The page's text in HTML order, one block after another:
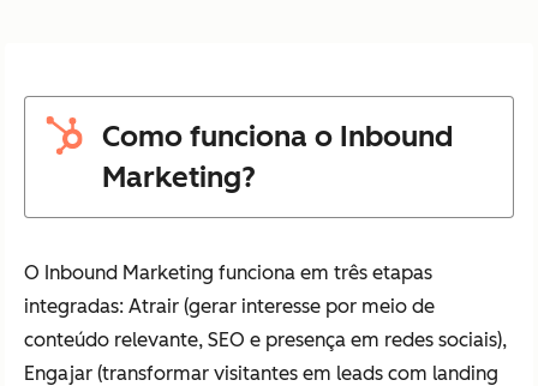
Como funciona o Inbound
Marketing?
O Inbound Marketing funciona em três etapas
integradas: Atrair (gerar interesse por meio de
conteúdo relevante, SEO e presença em redes sociais),
Engajar (transformar visitantes em leads com landing